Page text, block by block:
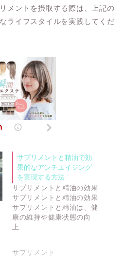
メントを摂取する際は、上記の
ライフスタイルを実践してくだ
サプリメントと精油で効
果的なアンチエイジング
を実現する方法
サプリメントと精油の効果
サプリメントと精油の効果
サプリメントと精油は、健
康の維持や健康状態の向
上…
サプリメント